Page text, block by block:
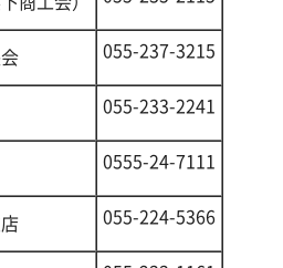
055-237-3215
055-233-2241
0555-24-7111
055-224-5366